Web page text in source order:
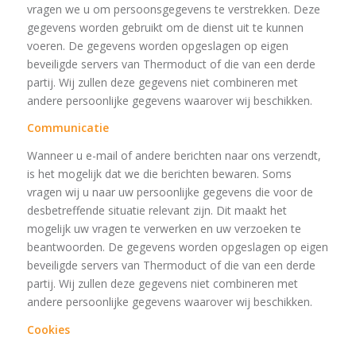
vragen we u om persoonsgegevens te verstrekken. Deze
gegevens worden gebruikt om de dienst uit te kunnen
voeren. De gegevens worden opgeslagen op eigen
beveiligde servers van Thermoduct of die van een derde
partij. Wij zullen deze gegevens niet combineren met
andere persoonlijke gegevens waarover wij beschikken.
Communicatie
Wanneer u e-mail of andere berichten naar ons verzendt,
is het mogelijk dat we die berichten bewaren. Soms
vragen wij u naar uw persoonlijke gegevens die voor de
desbetreffende situatie relevant zijn. Dit maakt het
mogelijk uw vragen te verwerken en uw verzoeken te
beantwoorden. De gegevens worden opgeslagen op eigen
beveiligde servers van Thermoduct of die van een derde
partij. Wij zullen deze gegevens niet combineren met
andere persoonlijke gegevens waarover wij beschikken.
Cookies